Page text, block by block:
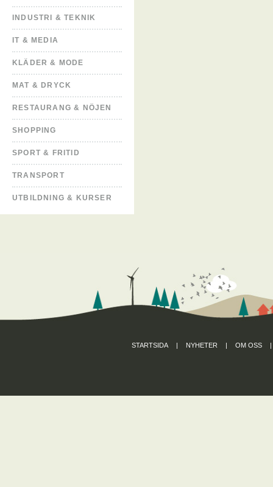
INDUSTRI & TEKNIK
IT & MEDIA
KLÄDER & MODE
MAT & DRYCK
RESTAURANG & NÖJEN
SHOPPING
SPORT & FRITID
TRANSPORT
UTBILDNING & KURSER
STARTSIDA | NYHETER | OM OSS |